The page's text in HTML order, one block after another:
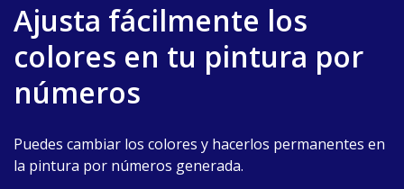
Ajusta fácilmente los
colores en tu pintura por
números
Puedes cambiar los colores y hacerlos permanentes en
la pintura por números generada.